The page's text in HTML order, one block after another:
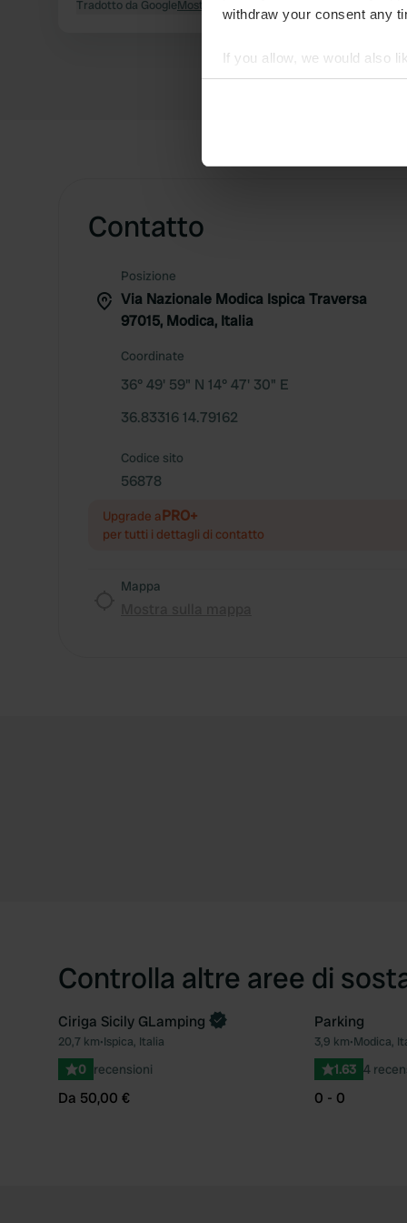
withdraw your consent any
If you allow, we would also
Collect information
Find out more about how
other information that
Tradotto da GoogleMostra originale
Contatto
Posizione
Via Nazionale Modica Ispica Traversa
97015, Modica, Italia
Coordinate
36° 49' 59" N 14° 47' 30" E
36.83316 14.79162
Codice sito
56878
Upgrade aPRO+
per tutti i dettagli di contatto
Mappa
Controlla altre aree di
Preferito
Prenota ora
Ciriga Sicily GLamping
20,7 km•Ispica, Italia
0 recensioni
Da 50,00 €
Parking
3,9 km•Modica,
1.63 4
0 - 0